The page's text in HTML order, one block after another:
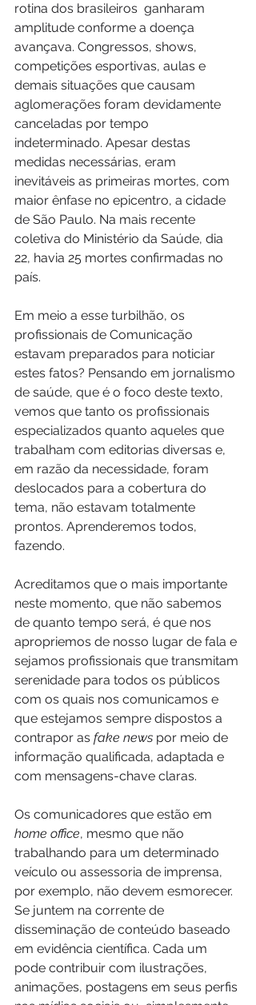
rotina dos brasileiros  ganharam
amplitude conforme a doença
avançava. Congressos, shows,
competições esportivas, aulas e
demais situações que causam
aglomerações foram devidamente
canceladas por tempo
indeterminado. Apesar destas
medidas necessárias, eram
inevitáveis as primeiras mortes, com
maior ênfase no epicentro, a cidade
de São Paulo. Na mais recente
coletiva do Ministério da Saúde, dia
22, havia 25 mortes confirmadas no
país.
Em meio a esse turbilhão, os
profissionais de Comunicação
estavam preparados para noticiar
estes fatos? Pensando em jornalismo
de saúde, que é o foco deste texto,
vemos que tanto os profissionais
especializados quanto aqueles que
trabalham com editorias diversas e,
em razão da necessidade, foram
deslocados para a cobertura do
tema, não estavam totalmente
prontos. Aprenderemos todos,
fazendo.
Acreditamos que o mais importante
neste momento, que não sabemos
de quanto tempo será, é que nos
apropriemos de nosso lugar de fala e
sejamos profissionais que transmitam
serenidade para todos os públicos
com os quais nos comunicamos e
que estejamos sempre dispostos a
contrapor as fake news por meio de
informação qualificada, adaptada e
com mensagens-chave claras.
Os comunicadores que estão em
home office, mesmo que não
trabalhando para um determinado
veículo ou assessoria de imprensa,
por exemplo, não devem esmorecer.
Se juntem na corrente de
disseminação de conteúdo baseado
em evidência científica. Cada um
pode contribuir com ilustrações,
animações, postagens em seus perfis